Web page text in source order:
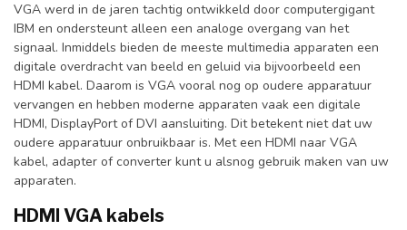
VGA werd in de jaren tachtig ontwikkeld door computergigant
IBM en ondersteunt alleen een analoge overgang van het
signaal. Inmiddels bieden de meeste multimedia apparaten een
digitale overdracht van beeld en geluid via bijvoorbeeld een
HDMI kabel. Daarom is VGA vooral nog op oudere apparatuur
vervangen en hebben moderne apparaten vaak een digitale
HDMI, DisplayPort of DVI aansluiting. Dit betekent niet dat uw
oudere apparatuur onbruikbaar is. Met een HDMI naar VGA
kabel, adapter of converter kunt u alsnog gebruik maken van uw
apparaten.
HDMI VGA kabels